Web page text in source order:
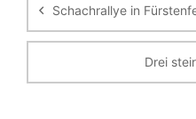
Schachrallye in
Drei